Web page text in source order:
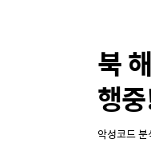
상
세
컨
텐
본
문
제
목
북
행
악성코드